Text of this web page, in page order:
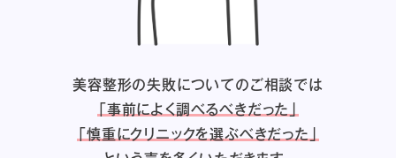
美容整形の失敗についてのご相談では
「事前によく調べるべきだった」
「慎重にクリニックを選ぶべきだった」